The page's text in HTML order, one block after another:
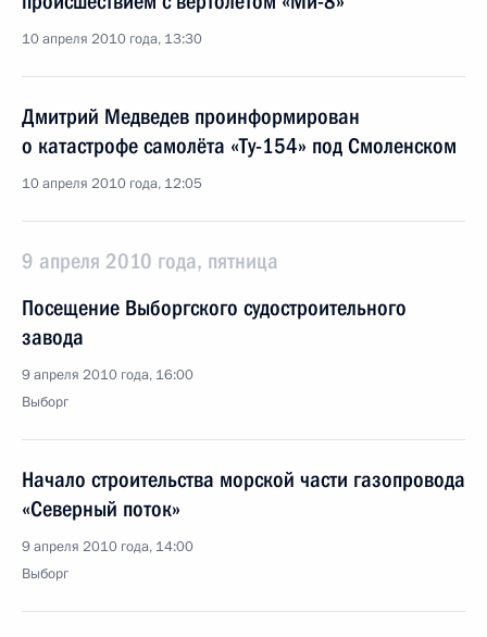
10 апреля 2010 года, 13:30
Дмитрий Медведев проинформирован
о катастрофе самолёта «Ту-154» под Смоленском
10 апреля 2010 года, 12:05
9 апреля 2010 года, пятница
Посещение Выборгского судостроительного
завода
9 апреля 2010 года, 16:00
Выборг
Начало строительства морской части газопровода
«Северный поток»
9 апреля 2010 года, 14:00
Выборг